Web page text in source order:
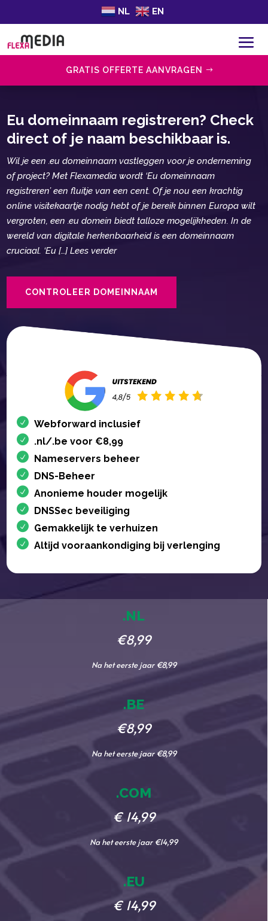
NL EN
GRATIS OFFERTE AANVRAGEN
Eu domeinnaam registreren? Check
direct of je naam beschikbaar is.
Wil je een .​eu domeinnaam vastleggen voor je onderneming
of project? Met Flexamedia wordt ‘Eu domeinnaam
registreren’ een fluitje van een cent.​ Of je nou een krachtig
online visitekaartje nodig hebt of je bereik binnen Europa wilt
vergroten, een .​eu domein biedt talloze mogelijkheden.​ In de
wereld van digitale herkenbaarheid is een domeinnaam
cruciaal.​ ‘Eu […] Lees verder
CONTROLEER DOMEINNAAM
Webforward inclusief
.nl/.be voor €8,99
Nameservers beheer
DNS-Beheer
Anonieme houder mogelijk
DNSSec beveiliging
Gemakkelijk te verhuizen
Altijd vooraankondiging bij verlenging
.NL
€8,99
Na het eerste jaar €8,99
.BE
€8,99
Na het eerste jaar €8,99
.COM
€ 14,99
Na het eerste jaar €14,99
.EU
€ 14,99